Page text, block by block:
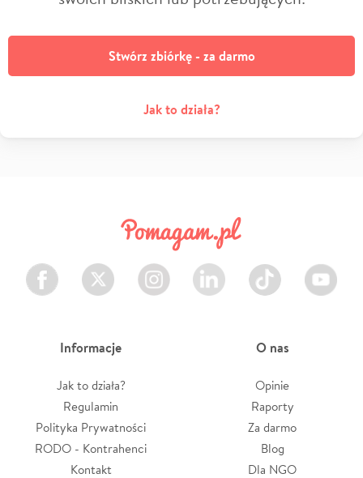
Stwórz zbiórkę - za darmo
Jak to działa?
Facebook Twitter Instagram LinkedIn TikTok Youtube
Informacje
Jak to działa?
Regulamin
Polityka Prywatności
RODO - Kontrahenci
Kontakt
O nas
Opinie
Raporty
Za darmo
Blog
Dla NGO